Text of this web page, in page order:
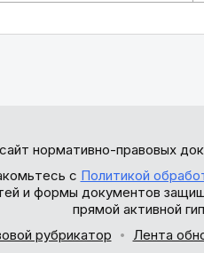
нормативно-правовых
с Политикой
и формы документов
прямой активной
рубрикатор
Лента